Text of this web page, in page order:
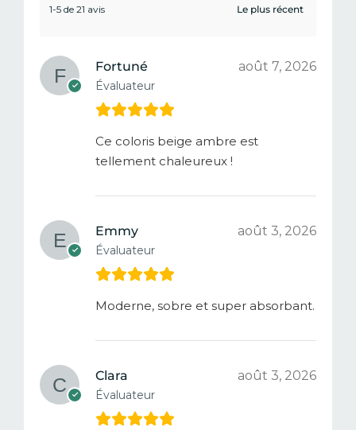
1-5 de 21 avis
Fortuné
Évaluateur
août 7, 2026
Ce coloris beige ambre est
tellement chaleureux !
Emmy
Évaluateur
août 3, 2026
Moderne, sobre et super absorbant.
Clara
Évaluateur
août 3, 2026